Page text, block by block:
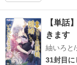
【単話
きます
紬いろと
31封目に